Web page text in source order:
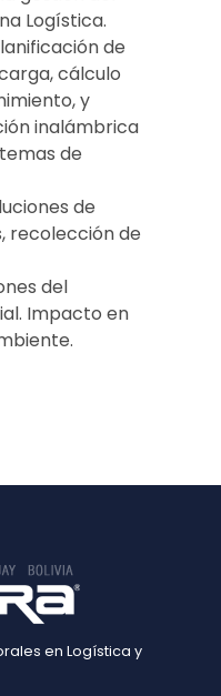
Logística.
de
cálculo
y
inalámbrica
de
de
recolección de
del
Impacto en
en Logística y